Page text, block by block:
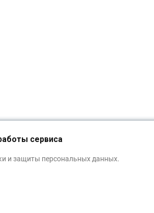
сервиса
и защиты персональных данных.
0